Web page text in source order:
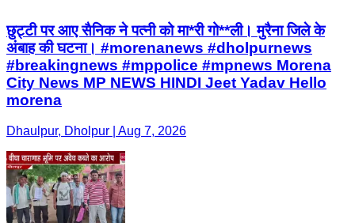
छुट्टी पर आए सैनिक ने पत्नी को मा*री गो**ली। मुरैना जिले के
अंबाह की घटना। #morenanews #dholpurnews
#breakingnews #mppolice #mpnews Morena
City News MP NEWS HINDI Jeet Yadav Hello
morena
Dhaulpur, Dholpur | Aug 7, 2026